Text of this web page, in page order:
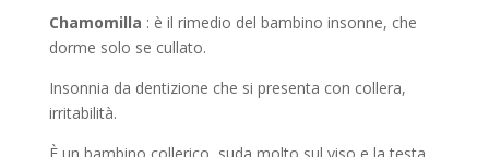
Chamomilla : è il rimedio del bambino insonne, che
dorme solo se cullato.
Insonnia da dentizione che si presenta con collera,
irritabilità.